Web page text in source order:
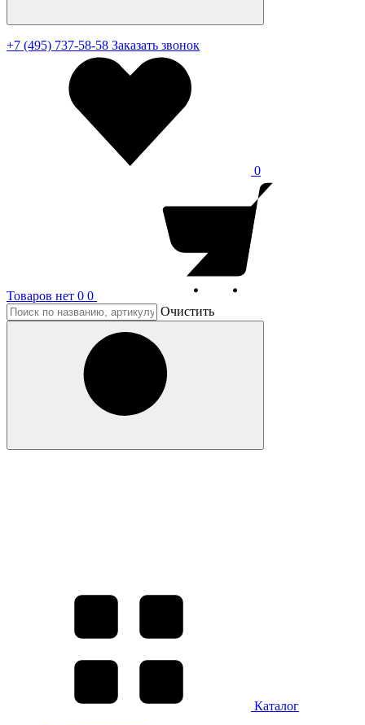
+7 (495) 737-58-58 Заказать звонок
0
Товаров нет 0 0
Очистить
Каталог